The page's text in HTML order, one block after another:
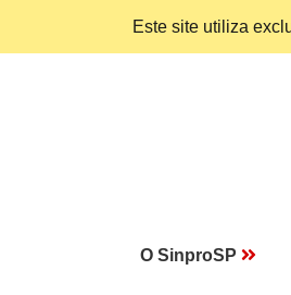
Este site utiliza
O SinproSP